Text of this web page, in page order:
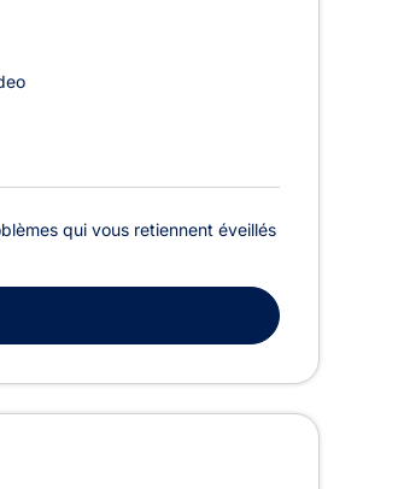
qui vous retiennent éveillés